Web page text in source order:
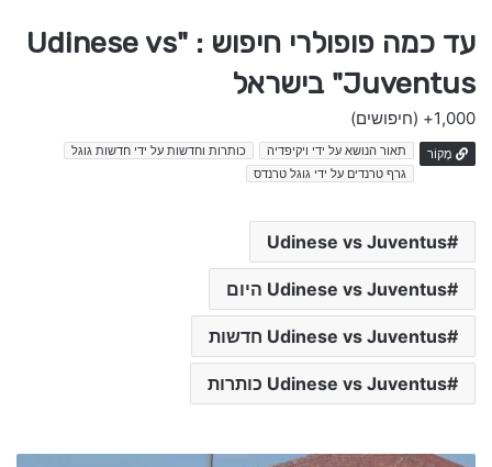
עד כמה פופולרי חיפוש : "Udinese vs
Juventus" בישראל
1,000+ (חיפושים)
מָקוֹר תאור הנושא על ידי ויקיפדיה
כותרות וחדשות על ידי חדשות גוגל
גרף טרנדים על ידי גוגל טרנדס
Udinese vs Juventus
Udinese vs Juventus היום
Udinese vs Juventus חדשות
Udinese vs Juventus כותרות